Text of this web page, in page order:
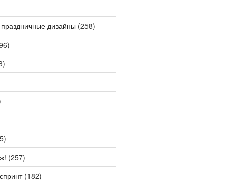
дизайны (258)
(257)
(182)